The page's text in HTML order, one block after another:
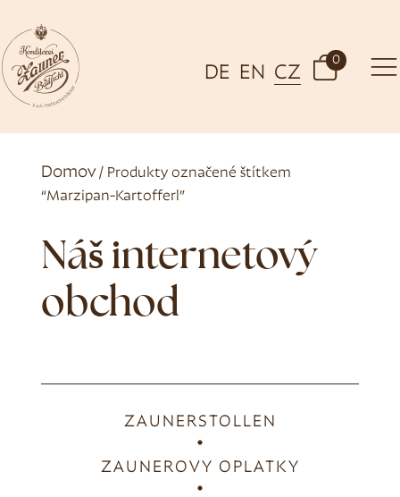
DE EN CZ
0
Domov/ Produkty označené štítkem
“Marzipan-Kartofferl”
Náš internetový
obchod
ZAUNERSTOLLEN
ZAUNEROVY OPLATKY